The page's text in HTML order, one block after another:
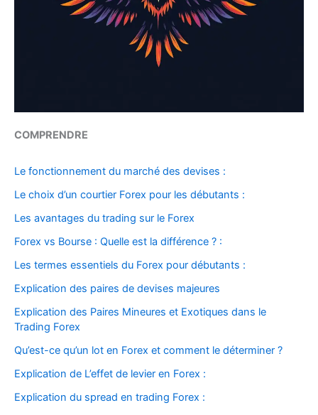
COMPRENDRE
Le fonctionnement du marché des devises :
Le choix d’un courtier Forex pour les débutants :
Les avantages du trading sur le Forex
Forex vs Bourse : Quelle est la différence ? :
Les termes essentiels du Forex pour débutants :
Explication des paires de devises majeures
Explication des Paires Mineures et Exotiques dans le
Trading Forex
Qu’est-ce qu’un lot en Forex et comment le déterminer ?
Explication de L’effet de levier en Forex :
Explication du spread en trading Forex :